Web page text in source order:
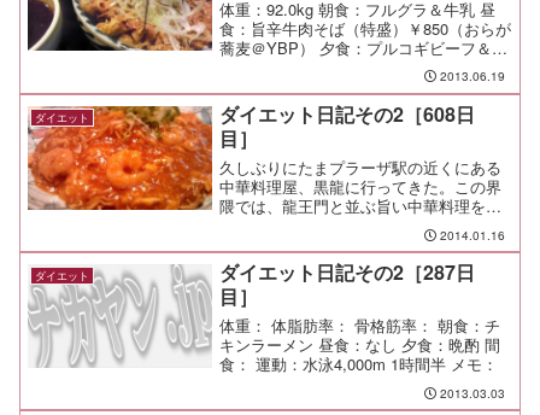
体重：92.0kg 朝食：フルグラ＆牛乳 昼
食：旨辛牛肉そば（特盛）￥850（おらが
蕎麦＠YBP） 夕食：プルコギビーフ＆玉
葱の炒め物、巻き寿司 間食： 運動：朝
2013.06.19
ダイエット
ダイエット日記その2［608日
目］
久しぶりにたまプラーザ駅の近くにある
中華料理屋、黒龍に行ってきた。この界
隈では、龍王門と並ぶ旨い中華料理を食
べさせてくれる店で管理人のイチオシの
店でもある。今日はチリタマ焼きそば
（大盛）￥1,170を食べたんだけど、安定
した旨さで悶絶した。...
2014.01.16
ダイエット
ダイエット日記その2［287日
目］
体重： 体脂肪率： 骨格筋率： 朝食：チ
キンラーメン 昼食：なし 夕食：晩酌 間
食： 運動：水泳4,000m 1時間半 メモ：
2013.03.03